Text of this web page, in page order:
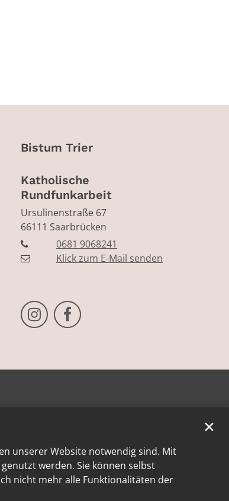
unserer Website notwendig sind. Mit
werden. Sie können selbst
nicht mehr alle Funktionalitäten der
✕
Bistum Trier
Katholische
Rundfunkarbeit
Ursulinenstraße 67
66111 Saarbrücken
0681 9068241
Klick zum E-Mail senden
Bistum Trier auf Instragram
Bistum Trier auf Facebook